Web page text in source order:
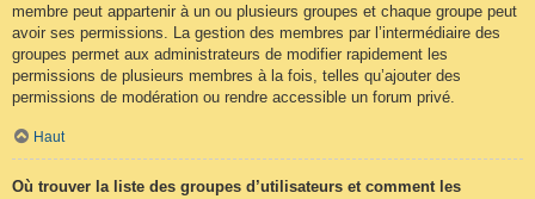
membre peut appartenir à un ou plusieurs groupes et chaque groupe peut
avoir ses permissions. La gestion des membres par l’intermédiaire des
groupes permet aux administrateurs de modifier rapidement les
permissions de plusieurs membres à la fois, telles qu’ajouter des
permissions de modération ou rendre accessible un forum privé.
Haut
Où trouver la liste des groupes d’utilisateurs et comment les